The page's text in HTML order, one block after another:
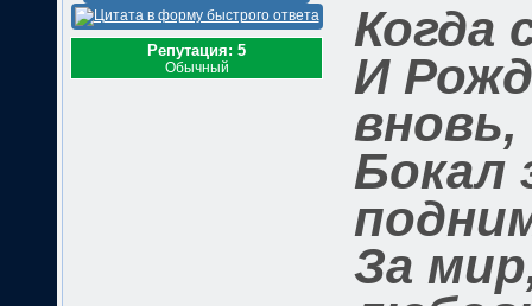
Репутация: 5
Обычный
Когда
И
вновь,
Бокал
За